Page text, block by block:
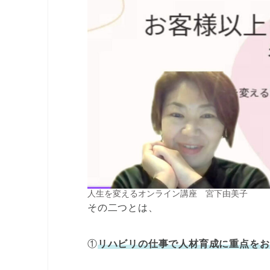
人生を変えるオンライン講座 宮下由美子
その二つとは、
①リハビリの仕事で人材育成に重点を